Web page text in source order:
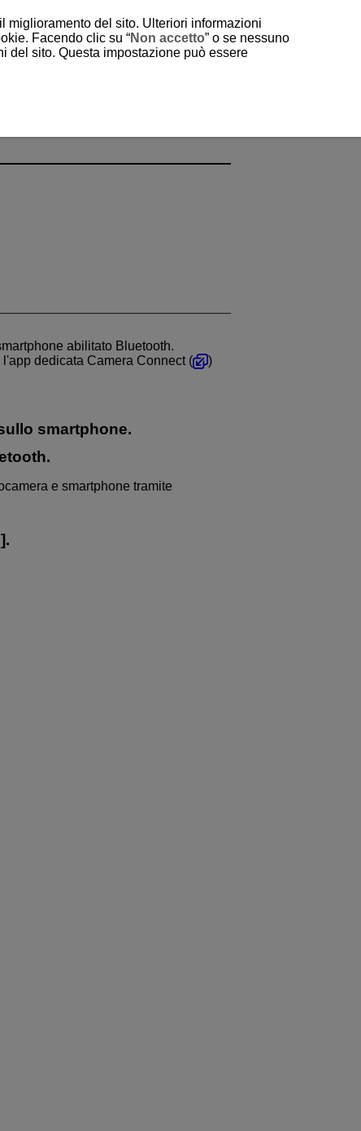
abilitato Bluetooth.
dedicata Camera Connect (
)
smartphone.
e smartphone tramite
].
miglioramento del sito. Ulteriori informazioni
Facendo clic su “Non accetto” o se nessuno
del sito. Questa impostazione può essere